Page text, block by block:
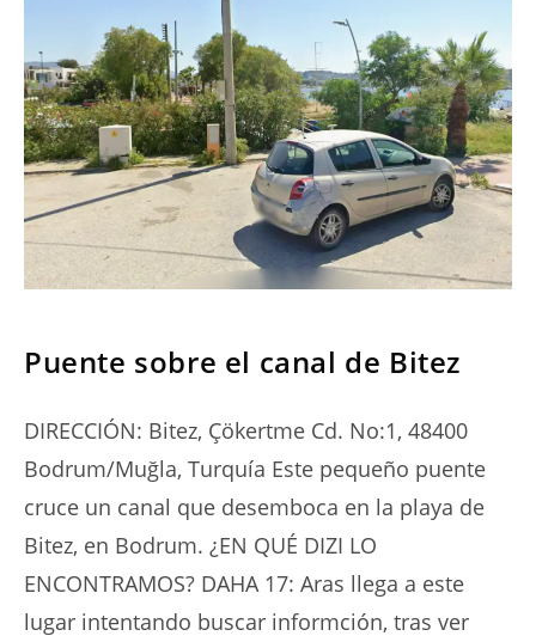
Puente sobre el canal de Bitez
DIRECCIÓN: Bitez, Çökertme Cd. No:1, 48400
Bodrum/Muğla, Turquía Este pequeño puente
cruce un canal que desemboca en la playa de
Bitez, en Bodrum. ¿EN QUÉ DIZI LO
ENCONTRAMOS? DAHA 17: Aras llega a este
lugar intentando buscar informción, tras ver